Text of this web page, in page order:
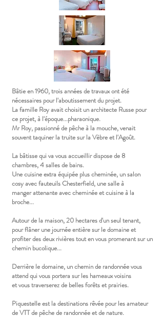
Bâtie en 1960, trois années de travaux ont été
nécessaires pour l'aboutissement du projet.
La famille Roy avait choisit un architecte Russe pour
ce projet, à l'époque...pharaonique.
Mr Roy, passionné de pêche à la mouche, venait
souvent taquiner la truite sur la Vèbre et l'Agoût.
La bâtisse qui va vous accueillir dispose de 8
chambres, 4 salles de bains.
Une cuisine extra équipée plus cheminée, un salon
cosy avec fauteuils Chesterfield, une salle à
manger attenante avec cheminée et cuisine à la
broche...
Autour de la maison, 20 hectares d'un seul tenant,
pour flâner une journée entière sur le domaine et
profiter des deux rivières tout en vous promenant sur un
chemin bucolique...
Derrière le domaine, un chemin de randonnée vous
attend qui vous portera sur les hameaux voisins
et vous traverserez de belles forêts et prairies.
Piquestelle est la destinations rêvée pour les amateur
de VTT de pêche de randonnée et de nature.